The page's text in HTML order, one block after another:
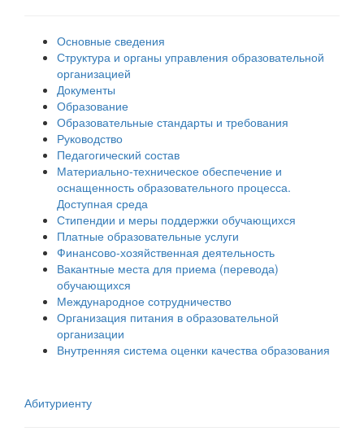
Основные сведения
Структура и органы управления образовательной
организацией
Документы
Образование
Образовательные стандарты и требования
Руководство
Педагогический состав
Материально-техническое обеспечение и
оснащенность образовательного процесса.
Доступная среда
Стипендии и меры поддержки обучающихся
Платные образовательные услуги
Финансово-хозяйственная деятельность
Вакантные места для приема (перевода)
обучающихся
Международное сотрудничество
Организация питания в образовательной
организации
Внутренняя система оценки качества образования
Абитуриенту